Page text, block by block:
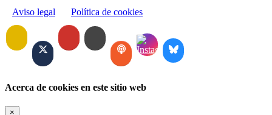
Aviso legal Política de cookies
Acerca de cookies en este sitio web
×